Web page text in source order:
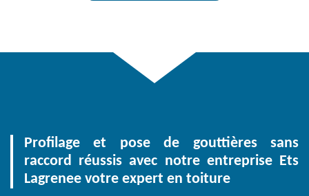
Profilage et pose de gouttières sans
raccord réussis avec notre entreprise Ets
Lagrenee votre expert en toiture